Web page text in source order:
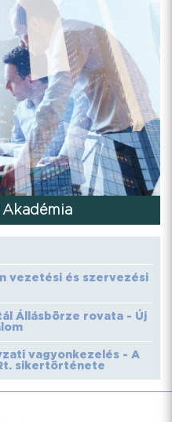
vezetési és szervezési
Állásbörze rovata - Új
vagyonkezelés - A
sikertörténete